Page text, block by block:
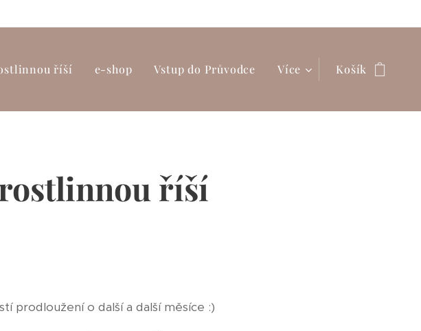
říší e-shop Vstup do Průvodce Více Košík
říší
prodloužení o další a další měsíce :)